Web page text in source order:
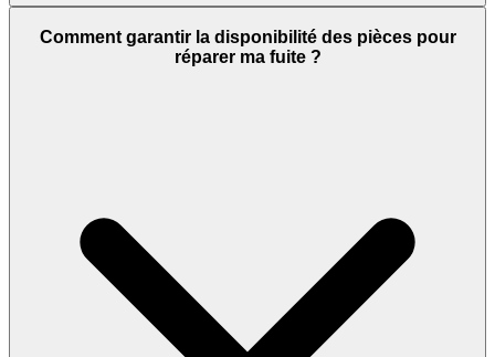
Comment garantir la disponibilité des pièces pour
réparer ma fuite ?